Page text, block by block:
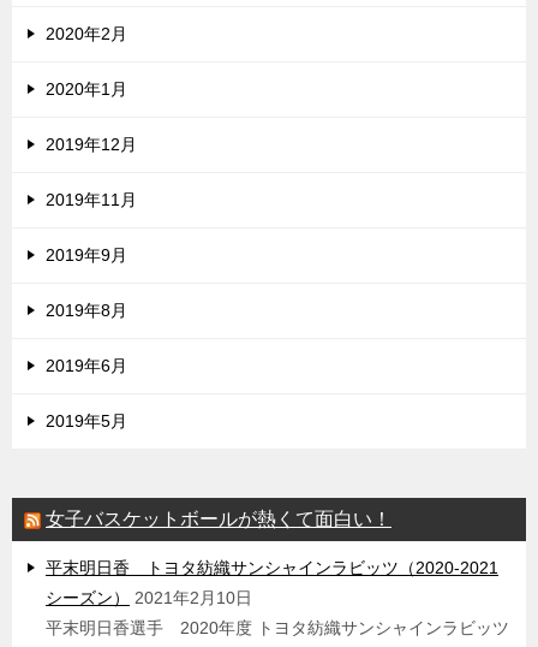
2020年2月
2020年1月
2019年12月
2019年11月
2019年9月
2019年8月
2019年6月
2019年5月
女子バスケットボールが熱くて面白い！
平末明日香 トヨタ紡織サンシャインラビッツ（2020-2021
シーズン）
2021年2月10日
平末明日香選手 2020年度 トヨタ紡織サンシャインラビッツ